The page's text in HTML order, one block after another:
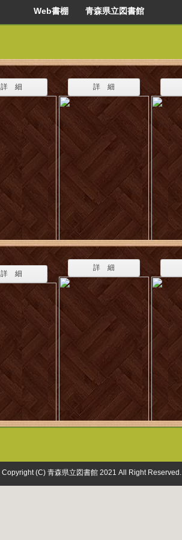
Web書棚 青森県立図書館
詳 細 詳 細
詳 細
詳 細
Copyright (C) 青森県立図書館 2021 All Right Reserved.